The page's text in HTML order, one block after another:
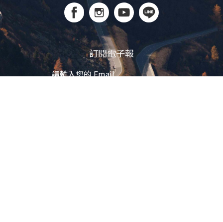
訂閱電子報